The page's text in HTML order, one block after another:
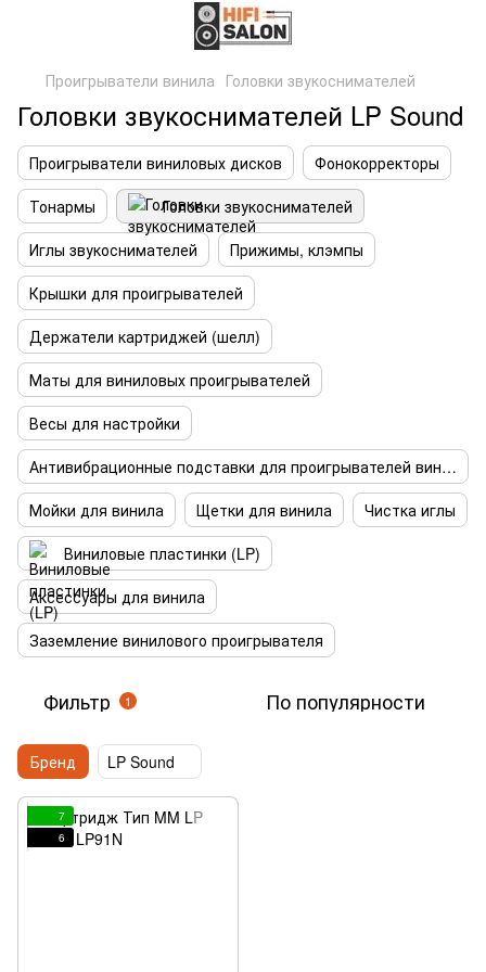
Проигрыватели винила Головки звукоснимателей
Головки звукоснимателей LP Sound
Проигрыватели виниловых дисков
Фонокорректоры
Тонармы
Головки звукоснимателей
Иглы звукоснимателей
Прижимы, клэмпы
Крышки для проигрывателей
Держатели картриджей (шелл)
Маты для виниловых проигрывателей
Весы для настройки
Антивибрационные подставки для проигрывателей винила
Мойки для винила
Щетки для винила
Чистка иглы
Виниловые пластинки (LP)
Аксессуары для винила
Заземление винилового проигрывателя
Фильтр 1 По популярности
Бренд LP Sound
7
6